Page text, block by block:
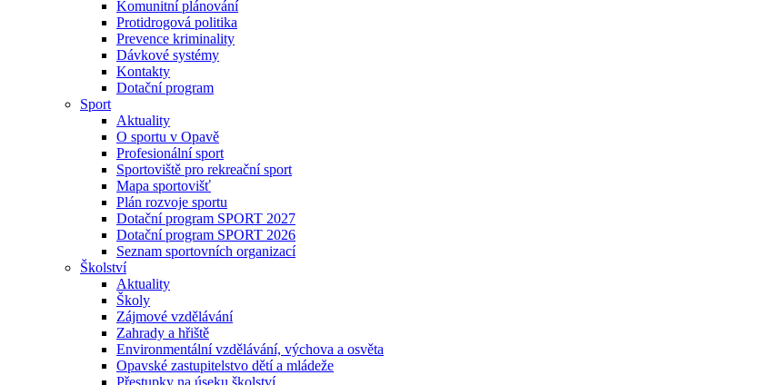
Komunitní plánování
Protidrogová politika
Prevence kriminality
Dávkové systémy
Kontakty
Dotační program
Sport
Aktuality
O sportu v Opavě
Profesionální sport
Sportoviště pro rekreační sport
Mapa sportovišť
Plán rozvoje sportu
Dotační program SPORT 2027
Dotační program SPORT 2026
Seznam sportovních organizací
Školství
Aktuality
Školy
Zájmové vzdělávání
Zahrady a hřiště
Environmentální vzdělávání, výchova a osvěta
Opavské zastupitelstvo dětí a mládeže